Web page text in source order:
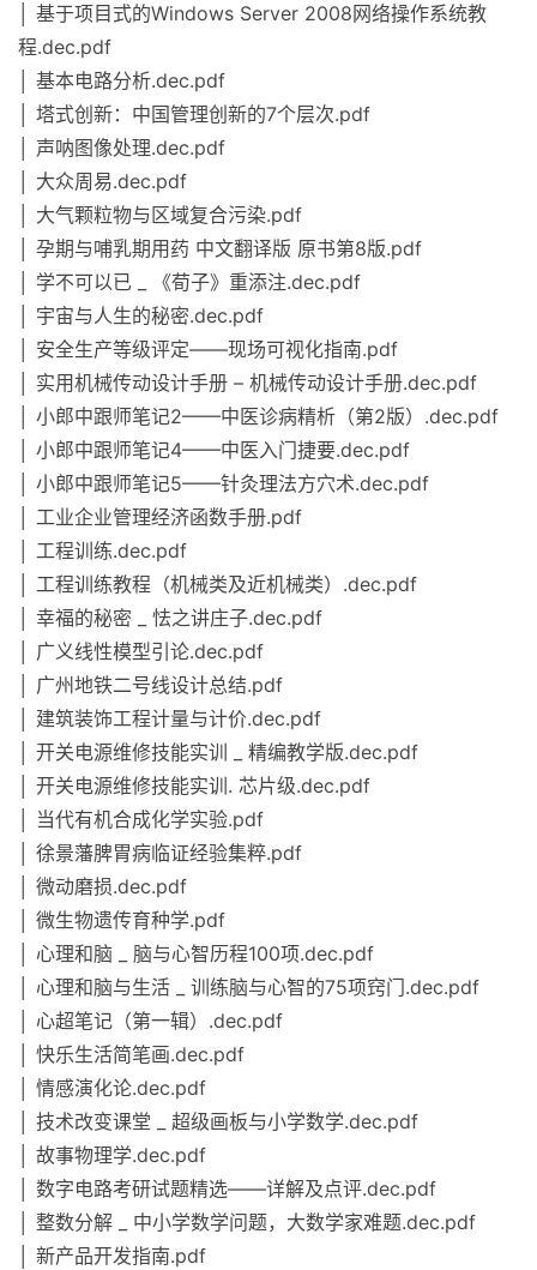
│ 基于项目式的Windows Server 2008网络操作系统教
程.dec.pdf
│ 基本电路分析.dec.pdf
│ 塔式创新：中国管理创新的7个层次.pdf
│ 声呐图像处理.dec.pdf
│ 大众周易.dec.pdf
│ 大气颗粒物与区域复合污染.pdf
│ 孕期与哺乳期用药 中文翻译版 原书第8版.pdf
│ 学不可以已 _ 《荀子》重添注.dec.pdf
│ 宇宙与人生的秘密.dec.pdf
│ 安全生产等级评定——现场可视化指南.pdf
│ 实用机械传动设计手册 – 机械传动设计手册.dec.pdf
│ 小郎中跟师笔记2——中医诊病精析（第2版）.dec.pdf
│ 小郎中跟师笔记4——中医入门捷要.dec.pdf
│ 小郎中跟师笔记5——针灸理法方穴术.dec.pdf
│ 工业企业管理经济函数手册.pdf
│ 工程训练.dec.pdf
│ 工程训练教程（机械类及近机械类）.dec.pdf
│ 幸福的秘密 _ 怯之讲庄子.dec.pdf
│ 广义线性模型引论.dec.pdf
│ 广州地铁二号线设计总结.pdf
│ 建筑装饰工程计量与计价.dec.pdf
│ 开关电源维修技能实训 _ 精编教学版.dec.pdf
│ 开关电源维修技能实训. 芯片级.dec.pdf
│ 当代有机合成化学实验.pdf
│ 徐景藩脾胃病临证经验集粹.pdf
│ 微动磨损.dec.pdf
│ 微生物遗传育种学.pdf
│ 心理和脑 _ 脑与心智历程100项.dec.pdf
│ 心理和脑与生活 _ 训练脑与心智的75项窍门.dec.pdf
│ 心超笔记（第一辑）.dec.pdf
│ 快乐生活简笔画.dec.pdf
│ 情感演化论.dec.pdf
│ 技术改变课堂 _ 超级画板与小学数学.dec.pdf
│ 故事物理学.dec.pdf
│ 数字电路考研试题精选——详解及点评.dec.pdf
│ 整数分解 _ 中小学数学问题，大数学家难题.dec.pdf
│ 新产品开发指南.pdf